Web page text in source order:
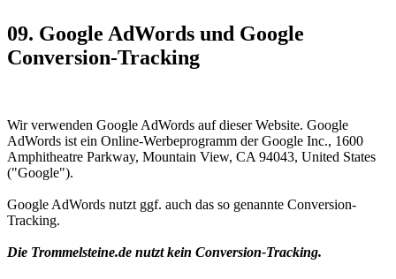
09. Google AdWords und Google
Conversion-Tracking
Wir verwenden Google AdWords auf dieser Website. Google
AdWords ist ein Online-Werbeprogramm der Google Inc., 1600
Amphitheatre Parkway, Mountain View, CA 94043, United States
("Google").
Google AdWords nutzt ggf. auch das so genannte Conversion-
Tracking.
Die Trommelsteine.de nutzt kein Conversion-Tracking.